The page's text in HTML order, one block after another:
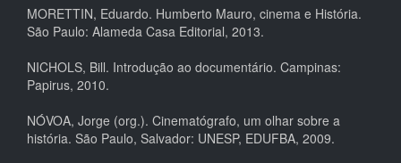
MORETTIN, Eduardo. Humberto Mauro, cinema e História.
São Paulo: Alameda Casa Editorial, 2013.
NICHOLS, Bill. Introdução ao documentário. Campinas:
Papirus, 2010.
NÓVOA, Jorge (org.). Cinematógrafo, um olhar sobre a
história. São Paulo, Salvador: UNESP, EDUFBA, 2009.